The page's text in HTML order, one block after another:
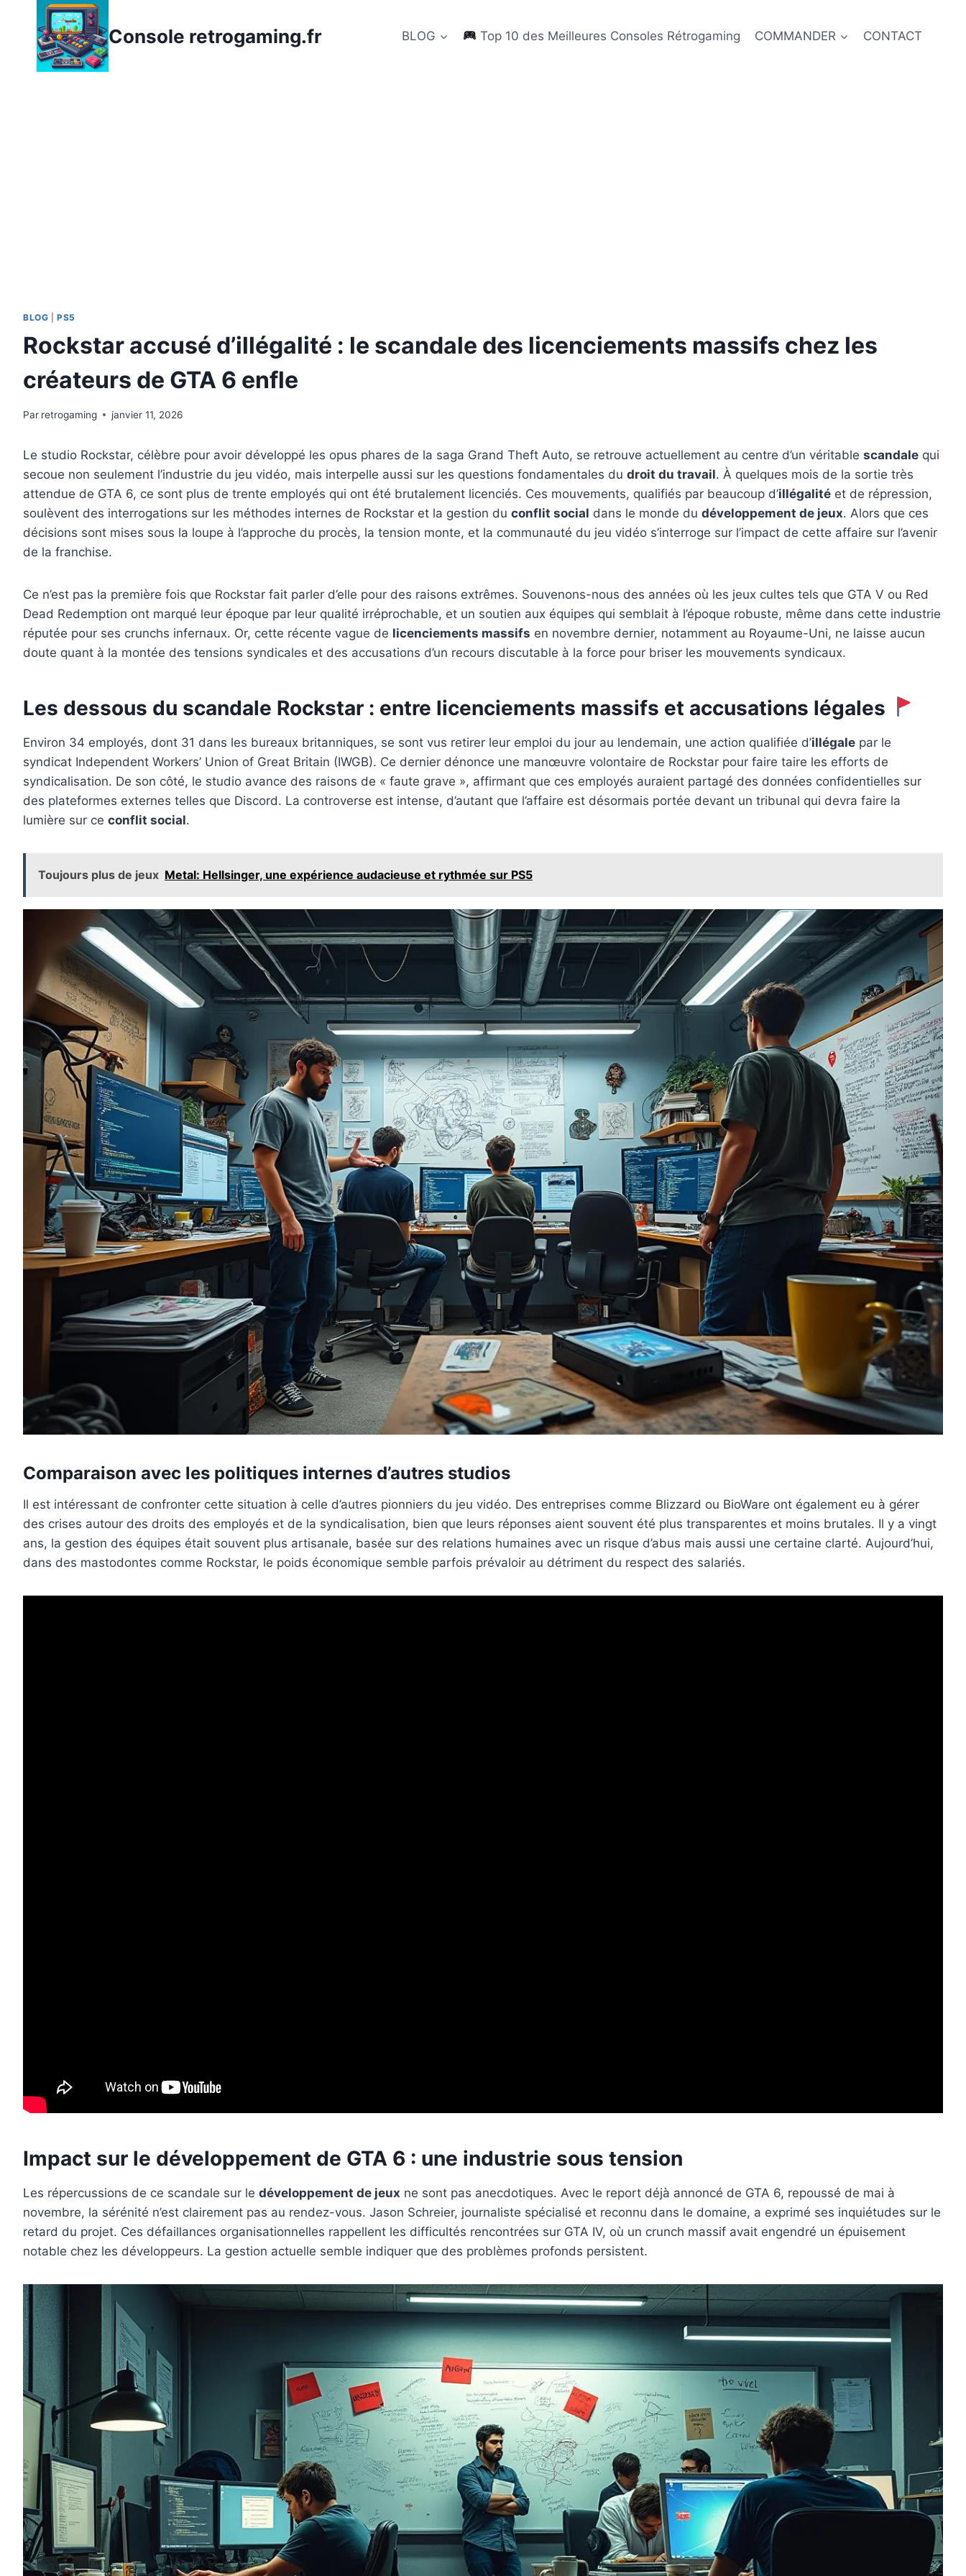
contenu
Console retrogaming.fr BLOG Top 10 des Meilleures Consoles Rétrogaming COMMANDER CONTACT
BLOG |PS5
Rockstar accusé d’illégalité : le scandale des licenciements massifs chez les
créateurs de GTA 6 enfle
Par retrogaming janvier 11, 2026
Le studio Rockstar, célèbre pour avoir développé les opus phares de la saga Grand Theft Auto, se retrouve actuellement au centre d’un véritable scandale qui
secoue non seulement l’industrie du jeu vidéo, mais interpelle aussi sur les questions fondamentales du droit du travail. À quelques mois de la sortie très
attendue de GTA 6, ce sont plus de trente employés qui ont été brutalement licenciés. Ces mouvements, qualifiés par beaucoup d’illégalité et de répression,
soulèvent des interrogations sur les méthodes internes de Rockstar et la gestion du conflit social dans le monde du développement de jeux. Alors que ces
décisions sont mises sous la loupe à l’approche du procès, la tension monte, et la communauté du jeu vidéo s’interroge sur l’impact de cette affaire sur l’avenir
de la franchise.
Ce n’est pas la première fois que Rockstar fait parler d’elle pour des raisons extrêmes. Souvenons-nous des années où les jeux cultes tels que GTA V ou Red
Dead Redemption ont marqué leur époque par leur qualité irréprochable, et un soutien aux équipes qui semblait à l’époque robuste, même dans cette industrie
réputée pour ses crunchs infernaux. Or, cette récente vague de licenciements massifs en novembre dernier, notamment au Royaume-Uni, ne laisse aucun
doute quant à la montée des tensions syndicales et des accusations d’un recours discutable à la force pour briser les mouvements syndicaux.
Les dessous du scandale Rockstar : entre licenciements massifs et accusations légales
Environ 34 employés, dont 31 dans les bureaux britanniques, se sont vus retirer leur emploi du jour au lendemain, une action qualifiée d’illégale par le
syndicat Independent Workers’ Union of Great Britain (IWGB). Ce dernier dénonce une manœuvre volontaire de Rockstar pour faire taire les efforts de
syndicalisation. De son côté, le studio avance des raisons de « faute grave », affirmant que ces employés auraient partagé des données confidentielles sur
des plateformes externes telles que Discord. La controverse est intense, d’autant que l’affaire est désormais portée devant un tribunal qui devra faire la
lumière sur ce conflit social.
Toujours plus de jeux Metal: Hellsinger, une expérience audacieuse et rythmée sur PS5
Comparaison avec les politiques internes d’autres studios
Il est intéressant de confronter cette situation à celle d’autres pionniers du jeu vidéo. Des entreprises comme Blizzard ou BioWare ont également eu à gérer
des crises autour des droits des employés et de la syndicalisation, bien que leurs réponses aient souvent été plus transparentes et moins brutales. Il y a vingt
ans, la gestion des équipes était souvent plus artisanale, basée sur des relations humaines avec un risque d’abus mais aussi une certaine clarté. Aujourd’hui,
dans des mastodontes comme Rockstar, le poids économique semble parfois prévaloir au détriment du respect des salariés.
Impact sur le développement de GTA 6 : une industrie sous tension
Les répercussions de ce scandale sur le développement de jeux ne sont pas anecdotiques. Avec le report déjà annoncé de GTA 6, repoussé de mai à
novembre, la sérénité n’est clairement pas au rendez-vous. Jason Schreier, journaliste spécialisé et reconnu dans le domaine, a exprimé ses inquiétudes sur le
retard du projet. Ces défaillances organisationnelles rappellent les difficultés rencontrées sur GTA IV, où un crunch massif avait engendré un épuisement
notable chez les développeurs. La gestion actuelle semble indiquer que des problèmes profonds persistent.